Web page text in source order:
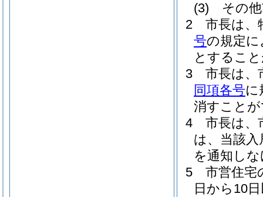
(3)
その
2
市長は、
号の規定
とするこ
3
市長は、
同項各号に
消すこと
4
市長は、
は、当該
を通知し
5
市営住宅
日から10